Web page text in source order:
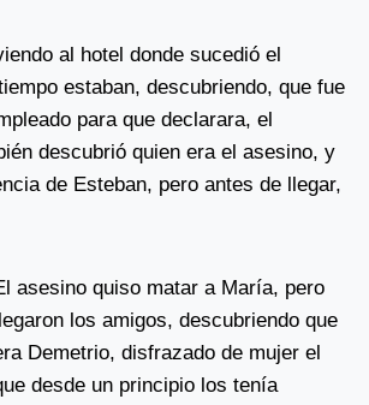
al hotel donde sucedió el
estaban, descubriendo, que fue
para que declarara, el
descubrió quien era el asesino, y
de Esteban, pero antes de llegar,
asesino quiso matar a María, pero
los amigos, descubriendo que
Demetrio, disfrazado de mujer el
desde un principio los tenía